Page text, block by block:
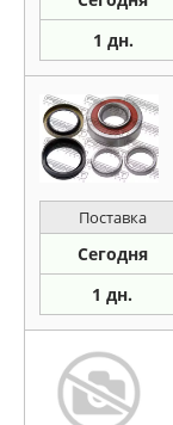
1 дн.
Поставка
Сегодня
1 дн.